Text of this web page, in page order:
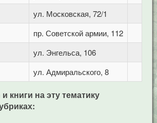
ул. Московская, 72/1
пр. Советской армии, 112
ул. Энгельса, 106
ул. Адмиральского, 8
книги на эту тематику